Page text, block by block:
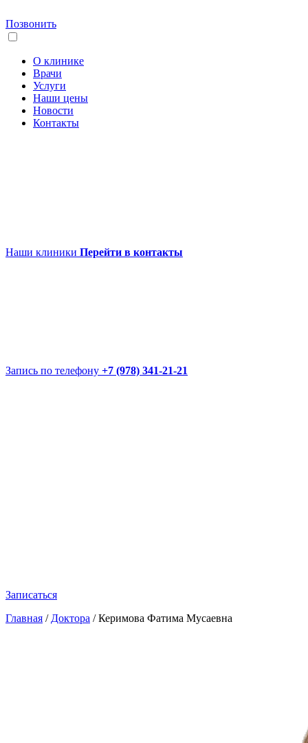
Позвонить
О клинике
Врачи
Услуги
Наши цены
Новости
Контакты
Наши клиники Перейти в контакты
Запись по телефону +7 (978) 341-21-21
Записаться
Главная / Доктора /Керимова Фатима Мусаевна